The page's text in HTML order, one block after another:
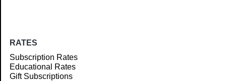
RATES
Subscription Rates
Educational Rates
Gift Subscriptions